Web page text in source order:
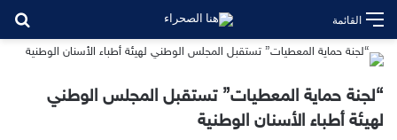
القائمة
“لجنة حماية المعطيات” تستقبل المجلس الوطني
لهيئة أطباء الأسنان الوطنية